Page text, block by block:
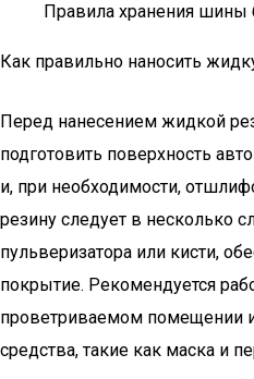
Правила хранения шины
Как правильно наносить
Перед нанесением жидкой
подготовить поверхность
и, при необходимости,
резину следует в несколько
пульверизатора или кисти,
покрытие. Рекомендуется
проветриваемом помещении
средства, такие как маска и